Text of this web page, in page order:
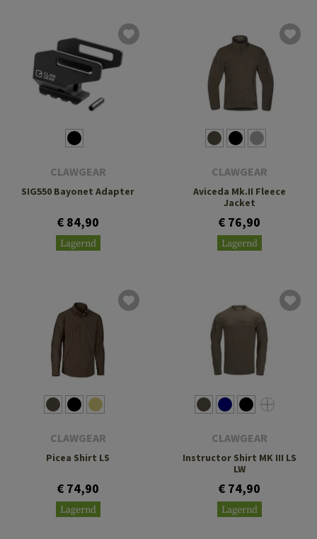
CLAWGEAR
SIG550 Bayonet Adapter
€ 84,90
Lagernd
CLAWGEAR
Aviceda Mk.II Fleece
Jacket
€ 76,90
Lagernd
CLAWGEAR
Picea Shirt LS
€ 74,90
Lagernd
CLAWGEAR
Instructor Shirt MK III LS
LW
€ 74,90
Lagernd